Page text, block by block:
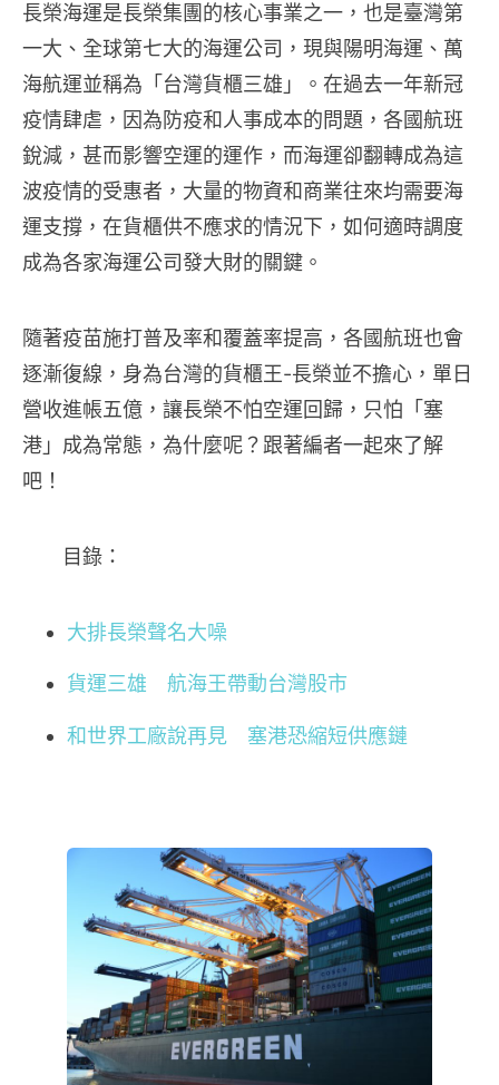
長榮海運是長榮集團的核心事業之一，也是臺灣第
一大、全球第七大的海運公司，現與陽明海運、萬
海航運並稱為「台灣貨櫃三雄」。在過去一年新冠
疫情肆虐，因為防疫和人事成本的問題，各國航班
銳減，甚而影響空運的運作，而海運卻翻轉成為這
波疫情的受惠者，大量的物資和商業往來均需要海
運支撐，在貨櫃供不應求的情況下，如何適時調度
成為各家海運公司發大財的關鍵。
隨著疫苗施打普及率和覆蓋率提高，各國航班也會
逐漸復線，身為台灣的貨櫃王-長榮並不擔心，單日
營收進帳五億，讓長榮不怕空運回歸，只怕「塞
港」成為常態，為什麼呢？跟著編者一起來了解
吧！
目錄：
大排長榮聲名大噪
貨運三雄 航海王帶動台灣股市
和世界工廠說再見 塞港恐縮短供應鏈